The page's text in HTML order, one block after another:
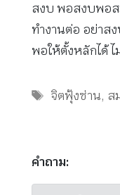
สงบ พอสงบพอส
ทำงานต่อ อย่าส
พอให้ตั้งหลักได้
Tags
จิตฟุ้งซ่าน, ส
คำถาม: